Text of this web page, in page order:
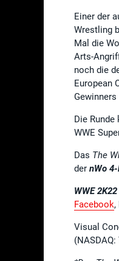
Einer der
Wrestling
Mal die
Arts-
noch die
European
Die
WWE
Das The
der nWo
WWE 2K22
Facebook,
Visual
(NASDAQ: